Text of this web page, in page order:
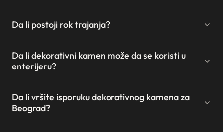
Da li postoji rok trajanja?
Da li dekorativni kamen može da se koristi u
enterijeru?
Da li vršite isporuku dekorativnog kamena za
Beograd?